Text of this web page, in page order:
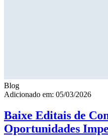
Blog
Adicionado em: 05/03/2026
Baixe Editais de
Oportunidades